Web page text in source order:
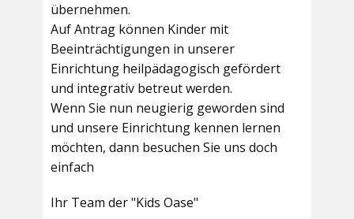
übernehmen.
Auf Antrag können Kinder mit
Beeinträchtigungen in unserer
Einrichtung heilpädagogisch gefördert
und integrativ betreut werden.
Wenn Sie nun neugierig geworden sind
und unsere Einrichtung kennen lernen
möchten, dann besuchen Sie uns doch
einfach
Ihr Team der "Kids Oase"